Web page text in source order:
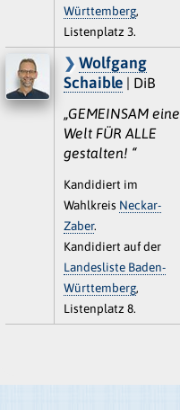
Württemberg,
Listenplatz 3.
Wolfgang
Schaible| DiB
„GEMEINSAM eine
Welt FÜR ALLE
gestalten! “
Kandidiert im
Wahlkreis Neckar-
Zaber.
Kandidiert auf der
Landesliste Baden-
Württemberg,
Listenplatz 8.